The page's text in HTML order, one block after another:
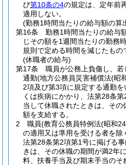
び第10条の4の規定は、定年前
適用しない。
(勤務1時間当たりの給与額の算
第16条
勤務1時間当たりの給与
じその額を1週間当たりの勤務
規則で定める時間を減じたもの
(休職者の給与)
第17条
職員が公務上負傷し、
通勤(地方公務員災害補償法(昭
2項及び第3項に規定する通勤を
くは疾病にかかり、法第28条
当して休職されたときは、そ
額を支給する。
2
職員(教育公務員特例法(昭和
の適用又は準用を受ける者を除
法第28条第2項第1号に掲げる
きは、その休職の期間が満2年
料、扶養手当及び期末手当の